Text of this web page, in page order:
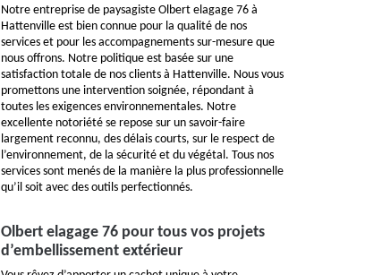
Notre entreprise de paysagiste Olbert elagage 76 à
Hattenville est bien connue pour la qualité de nos
services et pour les accompagnements sur-mesure que
nous offrons. Notre politique est basée sur une
satisfaction totale de nos clients à Hattenville. Nous vous
promettons une intervention soignée, répondant à
toutes les exigences environnementales. Notre
excellente notoriété se repose sur un savoir-faire
largement reconnu, des délais courts, sur le respect de
l’environnement, de la sécurité et du végétal. Tous nos
services sont menés de la manière la plus professionnelle
qu’il soit avec des outils perfectionnés.
Olbert elagage 76 pour tous vos projets
d’embellissement extérieur